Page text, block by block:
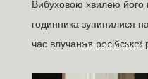
Вибуховою хвилею його
годинника зупинилися
час влучання російської
Ольга Сахно